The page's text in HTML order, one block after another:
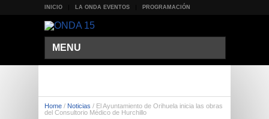
INICIO LA ONDA EVENTOS PROGRAMACIÓN
MENU
Home / Noticias / El Ayuntamiento de Orihuela inicia las obras
del Consultorio Médico de Hurchillo